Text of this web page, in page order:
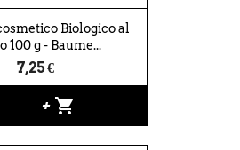
Biologico al
100 g - Baume...
7,25 €
+ shopping_cart